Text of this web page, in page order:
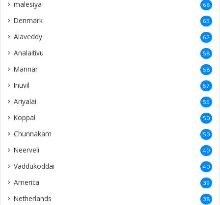
malesiya 68
Denmark 65
Alaveddy 62
Analaitivu 58
Mannar 58
Inuvil 57
Ariyalai 55
Koppai 50
Chunnakam 50
Neerveli 40
Vaddukoddai 40
America 39
Netherlands 38